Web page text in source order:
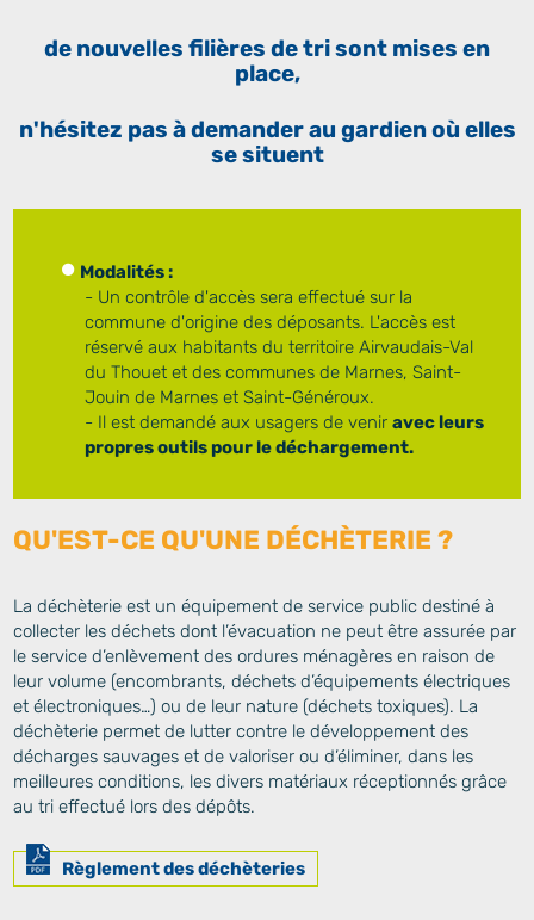
de nouvelles filières de tri sont mises en
place,
n'hésitez pas à demander au gardien où elles
se situent
Modalités :
- Un contrôle d'accès sera effectué sur la
commune d'origine des déposants. L'accès est
réservé aux habitants du territoire Airvaudais-Val
du Thouet et des communes de Marnes, Saint-
Jouin de Marnes et Saint-Généroux.
- Il est demandé aux usagers de veniravec leurs
propres outils pour le déchargement.
QU'EST-CE QU'UNE DÉCHÈTERIE ?
La déchèterie est un équipement de service public destiné à
collecter les déchets dont l’évacuation ne peut être assurée par
le service d’enlèvement des ordures ménagères en raison de
leur volume (encombrants, déchets d’équipements électriques
et électroniques…) ou de leur nature (déchets toxiques). La
déchèterie permet de lutter contre le développement des
décharges sauvages et de valoriser ou d’éliminer, dans les
meilleures conditions, les divers matériaux réceptionnés grâce
au tri effectué lors des dépôts.
Règlement des déchèteries